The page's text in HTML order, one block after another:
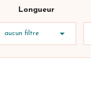
Longueur
aucun filtre 